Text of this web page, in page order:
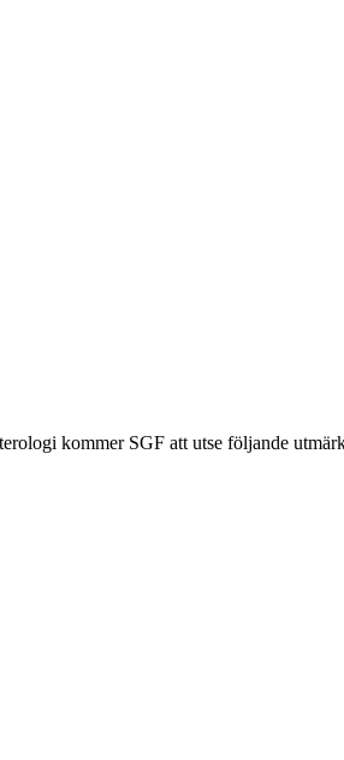
kommer SGF att utse följande